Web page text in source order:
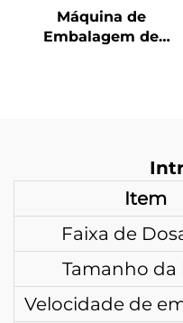
Máquina de
Embalagem de
Item
Faixa de
Tamanho da
Velocidade de